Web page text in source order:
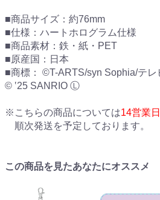
■商品サイズ：約76mm
■仕様：ハートホログラム仕様
■商品素材：鉄・紙・PET
■原産国：日本
■商標： ©T-ARTS/syn Sophia/テ
© ‛25 SANRIO Ⓛ
※こちらの商品については14営業
順次発送を予定しております。
この商品を見たあなたにオススメ